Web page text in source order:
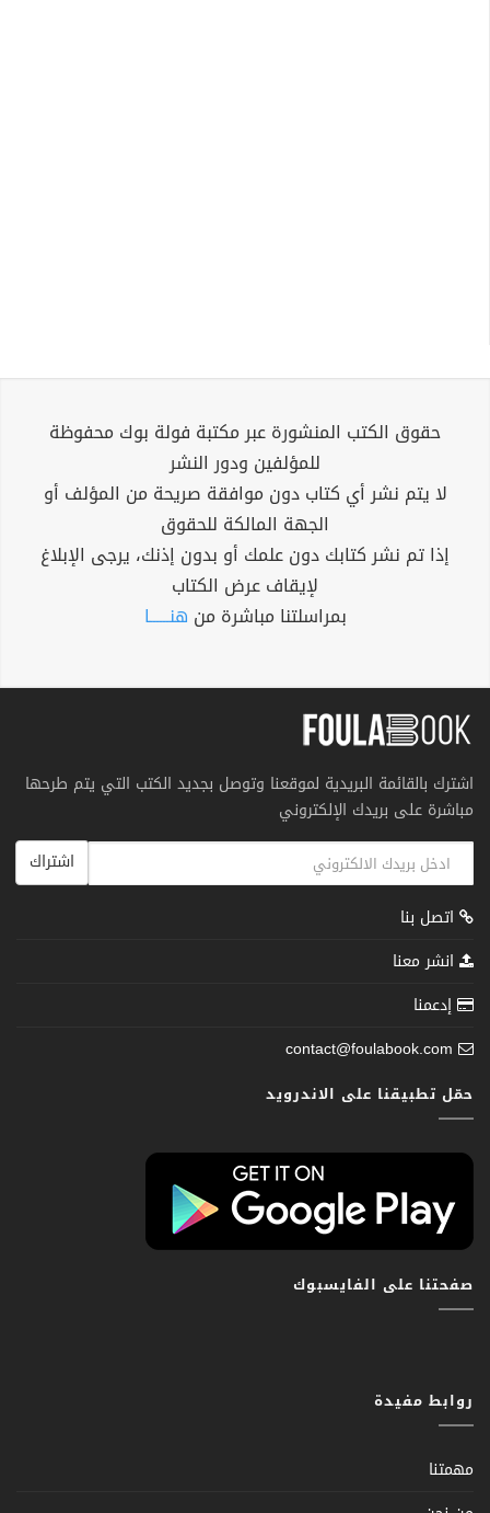
حقوق الكتب المنشورة عبر مكتبة فولة بوك محفوظة
للمؤلفين ودور النشر
لا يتم نشر أي كتاب دون موافقة صريحة من المؤلف أو
الجهة المالكة للحقوق
إذا تم نشر كتابك دون علمك أو بدون إذنك، يرجى الإبلاغ
لإيقاف عرض الكتاب
بمراسلتنا مباشرة من هنــــــا
اشترك بالقائمة البريدية لموقعنا وتوصل بجديد الكتب التي يتم طرحها
مباشرة على بريدك الإلكتروني
اشتراك
اتصل بنا
انشر معنا
إدعمنا
contact@foulabook.com
حمّل تطبيقنا على الاندرويد
صفحتنا على الفايسبوك
روابط مفيدة
مهمتنا